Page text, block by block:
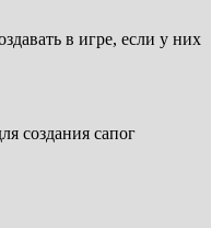
в игре, если у них
создания сапог